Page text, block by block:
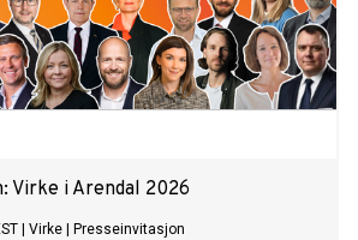
Virke i Arendal 2026
Virke Presseinvitasjon